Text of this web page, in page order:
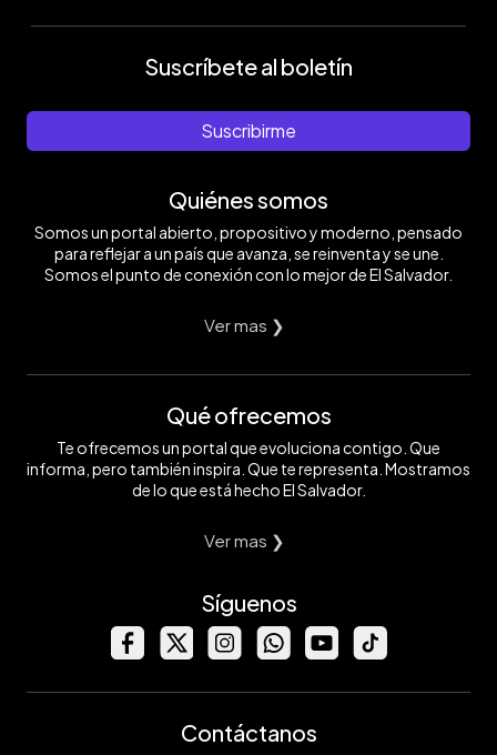
Suscríbete al boletín
Suscribirme
Quiénes somos
Somos un portal abierto, propositivo y moderno, pensado
para reflejar a un país que avanza, se reinventa y se une.
Somos el punto de conexión con lo mejor de El Salvador.
Ver mas ❯
Qué ofrecemos
Te ofrecemos un portal que evoluciona contigo. Que
informa, pero también inspira. Que te representa. Mostramos
de lo que está hecho El Salvador.
Ver mas ❯
Síguenos
Contáctanos